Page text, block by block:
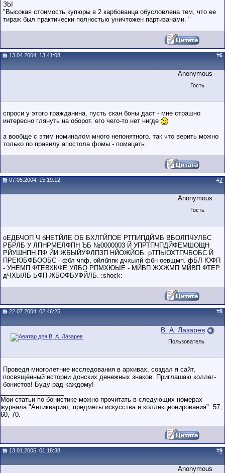
ЗЫ
"Высокая стоимость купюры в 2 карбованца обусловлена тем, что ее
тираж был практически полностью уничтожен партизанами. "
13.04.2004, 13:41:08 #6
Anonymous
Гость
спроси у этого гражданина, пусть скан боны даст - мне страшно
интересно глянуть на оборот. его чего-то нет нигде
а вообще с этим номиналом много непонятного. так что верить можно
только по правилу апостола фомы - помацать.
07.05.2004, 15:19:12 #7
Anonymous
Гость
оЕДБЧОП Ч бНЕТЙЛЕ ОБ БХЛГЙПОЕ РТПИПДЙМБ ВБОЛПЧУЛБС
РБРЛБ У ЛПНРМЕЛФПН ЪБ №0000003 Й УПРТПЧПДЙФЕМШОЩН
РЙУШНПН ПФ ЙИ ЖБЫЙУФЛПЗП НЙОЖЙОБ. рТПЫОХТПЧБОБС Й
ПРЕЮБФБООБС - фбл чпф, ойлблпк дчхылй фбн оевщмп. фБЛ ЮФП
- УНЕМП ФТЕВХКФЕ УЛБО РПМХЮЫЕ - МЙВП ЖХЖМП МЙВП ФТЕР.
дЧХЫЛБ ЬФП ЖБОФБУФЙЛБ. :shock:
22.07.2004, 02:46:25 #8
В. А. Лазарев
Пользователь
Проведя многолетние исследования в архивах, создал я сайт,
посвящённый истории донских денежных знаков. Приглашаю коллег-
бонистов! Буду рад каждому!
Мои статьи по бонистике можно прочитать в следующих номерах
журнала "Антиквариат, предметы искусства и коллекционирования": 57,
60, 70.
13.01.2005, 01:18:38 #9
Anonymous